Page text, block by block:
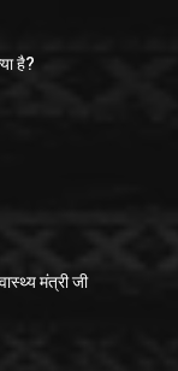
है?
मंत्री जी